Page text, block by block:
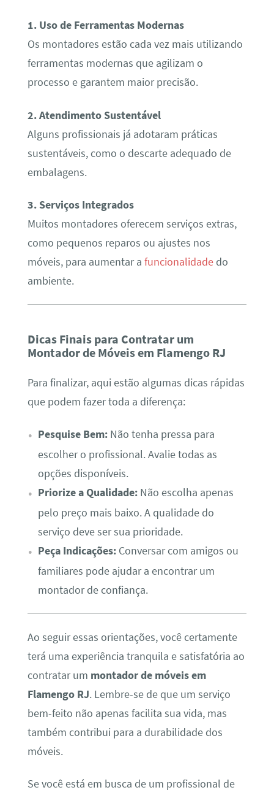
1. Uso de Ferramentas Modernas
Os montadores estão cada vez mais utilizando
ferramentas modernas que agilizam o
processo e garantem maior precisão.
2. Atendimento Sustentável
Alguns profissionais já adotaram práticas
sustentáveis, como o descarte adequado de
embalagens.
3. Serviços Integrados
Muitos montadores oferecem serviços extras,
como pequenos reparos ou ajustes nos
móveis, para aumentar a funcionalidadedo
ambiente.
Dicas Finais para Contratar um
Montador de Móveis em Flamengo RJ
Para finalizar, aqui estão algumas dicas rápidas
que podem fazer toda a diferença:
Pesquise Bem:Não tenha pressa para
escolher o profissional. Avalie todas as
opções disponíveis.
Priorize a Qualidade:Não escolha apenas
pelo preço mais baixo. A qualidade do
serviço deve ser sua prioridade.
Peça Indicações:Conversar com amigos ou
familiares pode ajudar a encontrar um
montador de confiança.
Ao seguir essas orientações, você certamente
terá uma experiência tranquila e satisfatória ao
contratar um montador de móveis em
Flamengo RJ. Lembre-se de que um serviço
bem-feito não apenas facilita sua vida, mas
também contribui para a durabilidade dos
móveis.
Se você está em busca de um profissional de